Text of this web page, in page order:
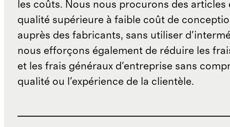
les coûts. Nous nous procurons des articles
qualité supérieure à faible coût de
auprès des fabricants, sans utiliser
nous efforçons également de réduire les
et les frais généraux d'entreprise sans
qualité ou l'expérience de la clientèle.